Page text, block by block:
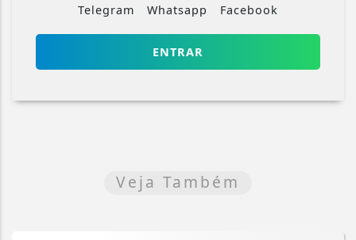
Telegram Whatsapp Facebook
ENTRAR
Veja Também